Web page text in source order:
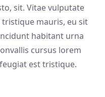
sit. Vitae vulputate
mauris, eu sit
habitant urna
cursus lorem
est tristique.